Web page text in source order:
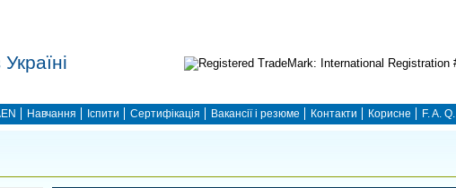
Україні
Навчання Іспити Сертифікація Вакансії і резюме Контакти Корисне F. A. Q.